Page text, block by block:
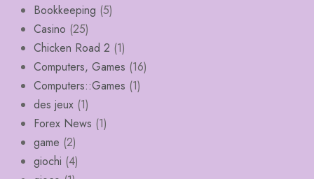
Bookkeeping (5)
Casino (25)
Chicken Road 2 (1)
Computers, Games (16)
Computers::Games (1)
des jeux (1)
Forex News (1)
game (2)
giochi (4)